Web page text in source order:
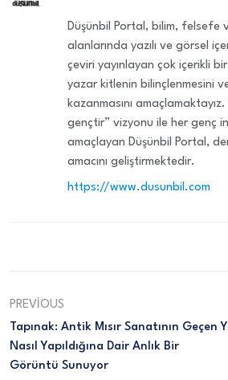
Düşünbil Portal, bilim, felsefe
alanlarında yazılı ve görsel
çeviri yayınlayan çok içerikli
yazar kitlenin bilinçlenmesini
kazanmasını
gençtir” vizyonu ile her genç
amaçlayan Düşünbil Portal,
amacını geliştirmektedir.
https://www.dusunbil.com
PREVIOUS
Tapınak: Antik Mısır Sanatının
Nasıl Yapıldığına Dair Anlık Bir
Görüntü Sunuyor
Geçen